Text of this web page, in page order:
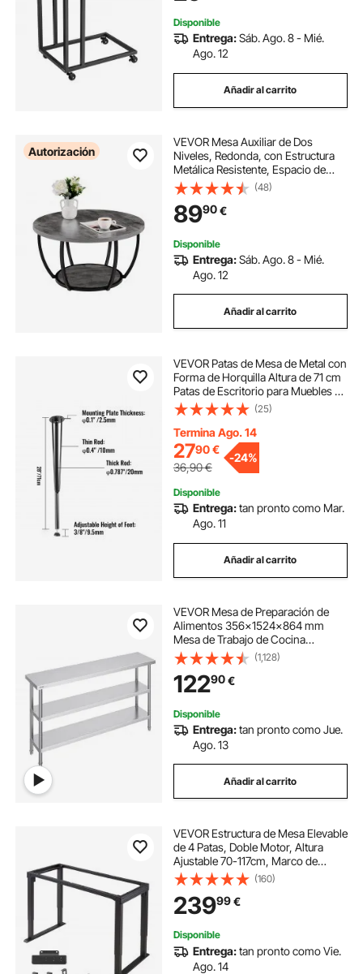
Negro
Disponible
Entrega:Sáb. Ago. 8 - Mié.
Ago. 12
Añadir al carrito
Autorización
VEVOR Mesa Auxiliar de Dos
Niveles, Redonda, con Estructura
Metálica Resistente, Espacio de
Almacenamiento Abierto y
Capacidad de Carga de 34,9 kg,
para Salón, Color Gris, 80,5 x 80,5
x 44 cm
(48)
8990€
Disponible
Entrega:Sáb. Ago. 8 - Mié.
Ago. 12
Añadir al carrito
VEVOR Patas de Mesa de Metal con
Forma de Horquilla Altura de 71 cm
Patas de Escritorio para Muebles 3
Varillas 4 Piezas Patas de Mesa de
Centro para Comedor con
Protectores de Piso de Goma,
Negro
(25)
Termina Ago. 14
2790€
36,90€
-24%
Disponible
Entrega:tan pronto como Mar.
Ago. 11
Añadir al carrito
VEVOR Mesa de Preparación de
Alimentos 356x1524x864 mm
Mesa de Trabajo de Cocina
Comercial de Acero Inoxidable con
2 Estantes Inferiores Ajustables
Mesa de Preparación para Parrilla,
Cocina, Hogar
(1,128)
12290€
Disponible
Entrega:tan pronto como Jue.
Ago. 13
Añadir al carrito
VEVOR Estructura de Mesa Elevable
de 4 Patas, Doble Motor, Altura
Ajustable 70-117cm, Marco de
Escritorio Elevable Eléctrico, 4
Ajustes, Patas de Mesa con Control
Inteligente para Oficina Hogar,
Negro
(160)
23999€
Disponible
Entrega:tan pronto como Vie.
Ago. 14